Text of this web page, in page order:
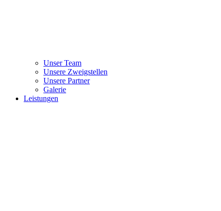
Unser Team
Unsere Zweigstellen
Unsere Partner
Galerie
Leistungen